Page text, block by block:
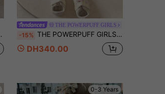
THE POWERPUFF GIRLS
-15% THE POWERPUFF GIRLS X SHEIN Top à manches courtes décontracté et polyvalent pour bébé fille, col en V, imprimé lettre et dessin animé, pour tous les jours
DH340.00
0-3 Years